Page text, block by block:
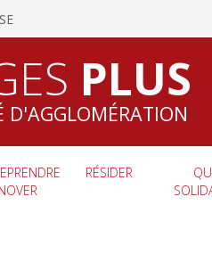
PLUS
RÉSIDER